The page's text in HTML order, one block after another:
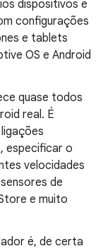
dispositivos e
configurações
e tablets
OS e Android
quase todos
real. É
especificar o
velocidades
de
e muito
é, de certa